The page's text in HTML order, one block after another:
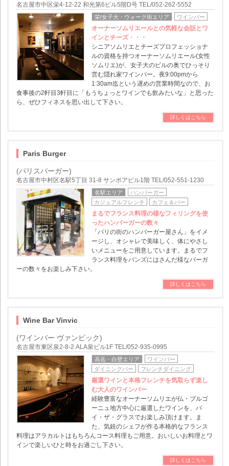
名古屋市中区栄4-12-22 和光第6ビル5階D号 TEL/052-262-5552
栄/女子大・ウォーク街エリア ワインバー
オーナーソムリエールとの気軽な会話とワ
インとチーズ・・・
シニアソムリエとチーズプロフェッショナ
ルの資格を持つオーナーソムリエール(女性
ソムリエ)が、女子大のビルの奥でひっそり
営む隠れ家ワインバー。夜9:00pmから
1:30am迄という遅めの営業時間なので、お
食事後の2軒目3軒目に「もうちょっとワインでも飲みたいな」と思った
ら、ぜひフィネスを思い出して下さい。
詳しくはこちら
Paris Burger
(パリスバーガー)
名古屋市中村区名駅5丁目 31-8 サンボアビル1階 TEL/052-551-1230
名駅エリア
ハンバーガー
カジュアルフレンチ
カフェ＆バー
まるでフランス料理の様なフィリングを使
ったハンバーガーの数々
「パリの街のハンバーガー屋さん」をイメ
ージし、オシャレで美味しく、体にやさし
いメニューをご用意しています。まるでフ
ランス料理をバンズにはさんだ様なバーガ
ーの数々をお楽しみ下さい。
詳しくはこちら
Wine Bar Vinvic
(ワインバー ヴァンビック)
名古屋市東区泉2-8-2 ALA泉ビル1F TEL/052-935-0995
高岳・白壁エリア
ワインバー
ダイニングバー
フレンチダイニング
厳選ワインと本格フレンチを気取らず楽し
む大人のワインバー
経験豊富なオーナーソムリエが仏・ブルゴ
ーニュ地方中心に厳選したワインを、バ
イ・ザ・グラスでお楽しみ頂けます。ま
た、気鋭のシェフが作る本格的なフランス
料理はアラカルトはもちろんコース料理もご用意。おいしいお料理とワ
インで楽しいひと時をお過ごし下さい。
詳しくはこちら